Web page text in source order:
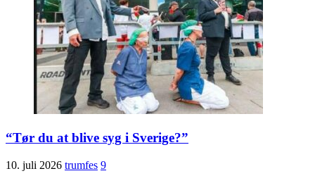
“Tør du at blive syg i Sverige?”
10. juli 2026 trumfes 9